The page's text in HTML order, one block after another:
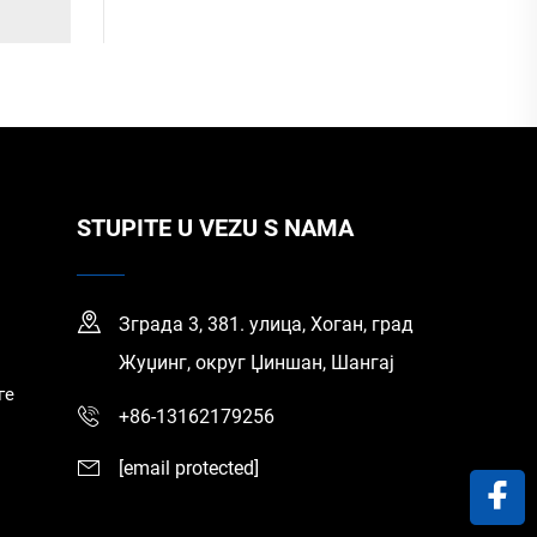
STUPITE U VEZU S NAMA
Зграда 3, 381. улица, Хоган, град
Жуџинг, округ Џиншан, Шангај
+86-13162179256
[email protected]